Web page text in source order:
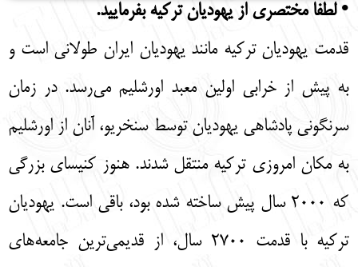
• لطفا مختصری از یهودیان ترکیه بفرمایید.
قدمت یهودیان ترکیه مانند یهودیان ایران طولانی است و
به پیش از خرابی اولین معبد اورشلیم می‌رسد. در زمان
سرنگونی پادشاهی یهودیان توسط سنخریو، آنان از اورشلیم
به مکان امروزی ترکیه منتقل شدند. هنوز کنیسای بزرگی
که 2000 سال پیش ساخته شده بود، باقی است. یهودیان
ترکیه با قدمت 2700 سال، از قدیمی‌ترین جامعه‌های